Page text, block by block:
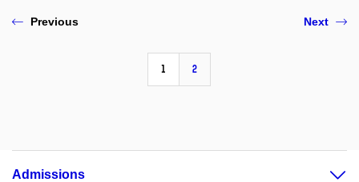
Previous
1 2
Next
Admissions